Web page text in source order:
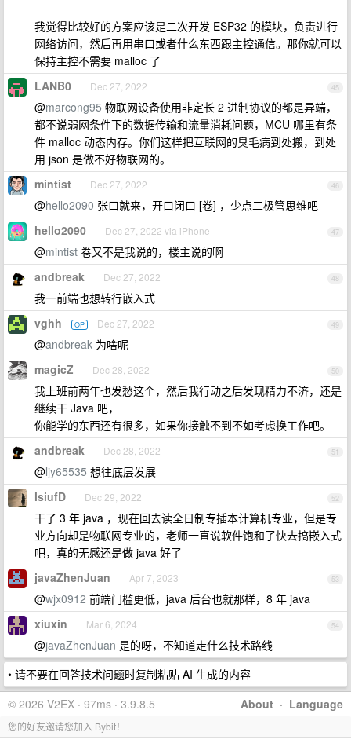
我觉得比较好的方案应该是二次开发 ESP32 的模块，负责进行
网络访问，然后再用串口或者什么东西跟主控通信。那你就可以
保持主控不需要 malloc 了
45
LANB0 Dec 27, 2022
@marcong95 物联网设备使用非定长 2 进制协议的都是异端，
都不说弱网条件下的数据传输和流量消耗问题，MCU 哪里有条
件 malloc 动态内存。你们这样把互联网的臭毛病到处搬，到处
用 json 是做不好物联网的。
46
mintist Dec 27, 2022
@hello2090 张口就来，开口闭口 [卷] ，少点二极管思维吧
47
hello2090 Dec 27, 2022 via iPhone
@mintist 卷又不是我说的，楼主说的啊
48
andbreak Dec 27, 2022
我一前端也想转行嵌入式
49
vghh OP Dec 27, 2022
@andbreak 为啥呢
50
magicZ Dec 28, 2022
我上班前两年也发愁这个，然后我行动之后发现精力不济，还是
继续干 Java 吧，
你能学的东西还有很多，如果你接触不到不如考虑换工作吧。
51
andbreak Dec 28, 2022
@ljy65535 想往底层发展
52
lsiufD Dec 29, 2022
干了 3 年 java ，现在回去读全日制专插本计算机专业，但是专
业方向却是物联网专业的，老师一直说软件饱和了快去搞嵌入式
吧，真的无感还是做 java 好了
53
javaZhenJuan Apr 7, 2023
@wjx0912 前端门槛更低，java 后台也就那样，8 年 java
54
xiuxin Mar 6, 2024
@javaZhenJuan 是的呀，不知道走什么技术路线
• 请不要在回答技术问题时复制粘贴 AI 生成的内容
About · Language
© 2026 V2EX · 97ms · 3.9.8.5
您的好友邀请您加入 Bybit！